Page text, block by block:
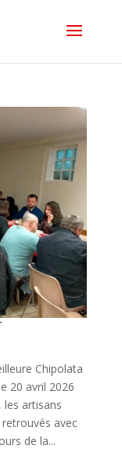
Chipolata
20 avril 2026
artisans
avec
de la...